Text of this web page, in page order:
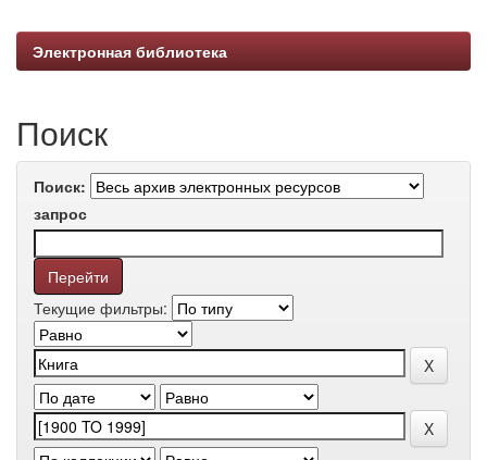
Электронная библиотека
Поиск
Поиск:
запрос
Текущие фильтры: